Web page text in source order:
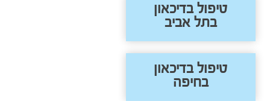
טיפול בדיכאון
בתל אביב
טיפול בדיכאון
בחיפה